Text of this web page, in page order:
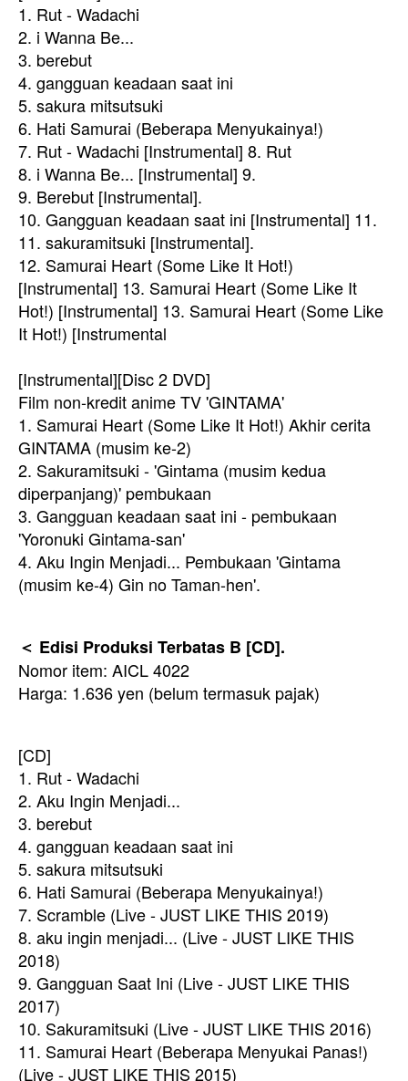
1. Rut - Wadachi
2. i Wanna Be...
3. berebut
4. gangguan keadaan saat ini
5. sakura mitsutsuki
6. Hati Samurai (Beberapa Menyukainya!)
7. Rut - Wadachi [Instrumental] 8. Rut
8. i Wanna Be... [Instrumental] 9.
9. Berebut [Instrumental].
10. Gangguan keadaan saat ini [Instrumental] 11.
11. sakuramitsuki [Instrumental].
12. Samurai Heart (Some Like It Hot!)
[Instrumental] 13. Samurai Heart (Some Like It
Hot!) [Instrumental] 13. Samurai Heart (Some Like
It Hot!) [Instrumental
[Instrumental][Disc 2 DVD]
Film non-kredit anime TV 'GINTAMA'
1. Samurai Heart (Some Like It Hot!) Akhir cerita
GINTAMA (musim ke-2)
2. Sakuramitsuki - 'Gintama (musim kedua
diperpanjang)' pembukaan
3. Gangguan keadaan saat ini - pembukaan
'Yoronuki Gintama-san'
4. Aku Ingin Menjadi... Pembukaan 'Gintama
(musim ke-4) Gin no Taman-hen'.
＜ Edisi Produksi Terbatas B [CD].
Nomor item: AICL 4022
Harga: 1.636 yen (belum termasuk pajak)
[CD]
1. Rut - Wadachi
2. Aku Ingin Menjadi...
3. berebut
4. gangguan keadaan saat ini
5. sakura mitsutsuki
6. Hati Samurai (Beberapa Menyukainya!)
7. Scramble (Live - JUST LIKE THIS 2019)
8. aku ingin menjadi... (Live - JUST LIKE THIS
2018)
9. Gangguan Saat Ini (Live - JUST LIKE THIS
2017)
10. Sakuramitsuki (Live - JUST LIKE THIS 2016)
11. Samurai Heart (Beberapa Menyukai Panas!)
(Live - JUST LIKE THIS 2015)